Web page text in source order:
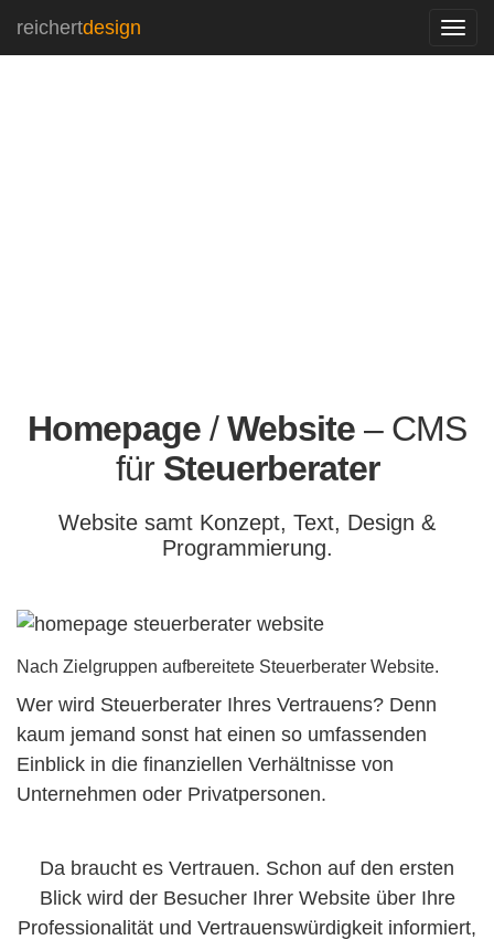
reichertdesign
Homepage /Website – CMS
für Steuerberater
Website samt Konzept, Text, Design &
Programmierung.
Nach Zielgruppen aufbereitete Steuerberater Website.
Wer wird Steuerberater Ihres Vertrauens? Denn
kaum jemand sonst hat einen so umfassenden
Einblick in die finanziellen Verhältnisse von
Unternehmen oder Privatpersonen.
Da braucht es Vertrauen. Schon auf den ersten
Blick wird der Besucher Ihrer Website über Ihre
Professionalität und Vertrauenswürdigkeit informiert,